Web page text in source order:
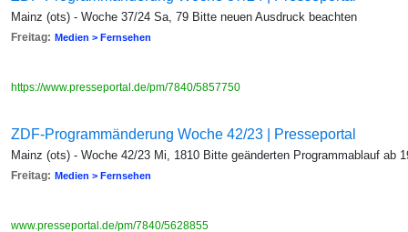
Mainz (ots) - Woche 37/24 Sa, 79 Bitte neuen Ausdruck beachten
Freitag: Medien > Fernsehen
https://www.presseportal.de/pm/7840/5857750
ZDF-Programmänderung Woche 42/23 | Presseportal
Mainz (ots) - Woche 42/23 Mi, 1810 Bitte geänderten Programmablauf ab
Freitag: Medien > Fernsehen
www.presseportal.de/pm/7840/5628855